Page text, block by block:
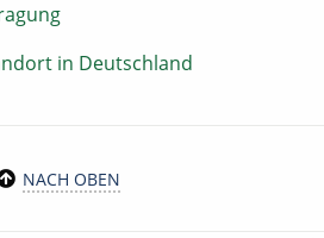
in Deutschland
NACH OBEN